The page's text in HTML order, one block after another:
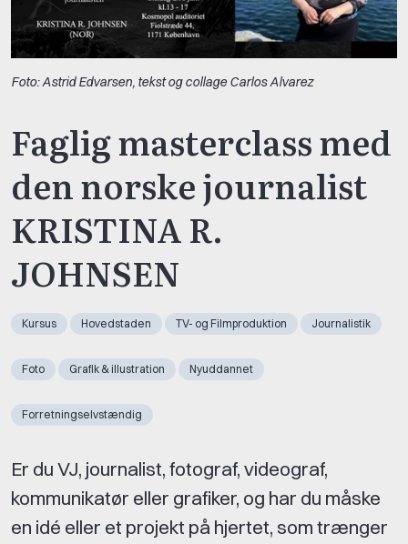
Foto: Astrid Edvarsen, tekst og collage Carlos Alvarez
Faglig masterclass med
den norske journalist
KRISTINA R.
JOHNSEN
Kursus Hovedstaden TV- og Filmproduktion Journalistik
Foto Grafik & illustration Nyuddannet
Forretningselvstændig
Er du VJ, journalist, fotograf, videograf,
kommunikatør eller grafiker, og har du måske
en idé eller et projekt på hjertet, som trænger